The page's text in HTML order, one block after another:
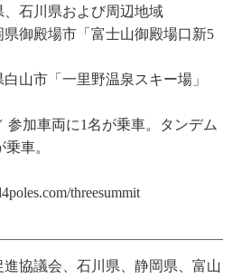
石川県および周辺地域
県御殿場市「富士山御殿場口新5
白山市「一里野温泉スキー場」
参加車両に1名が乗車。タンデム
車。
threesummit
進協議会、石川県、静岡県、富山